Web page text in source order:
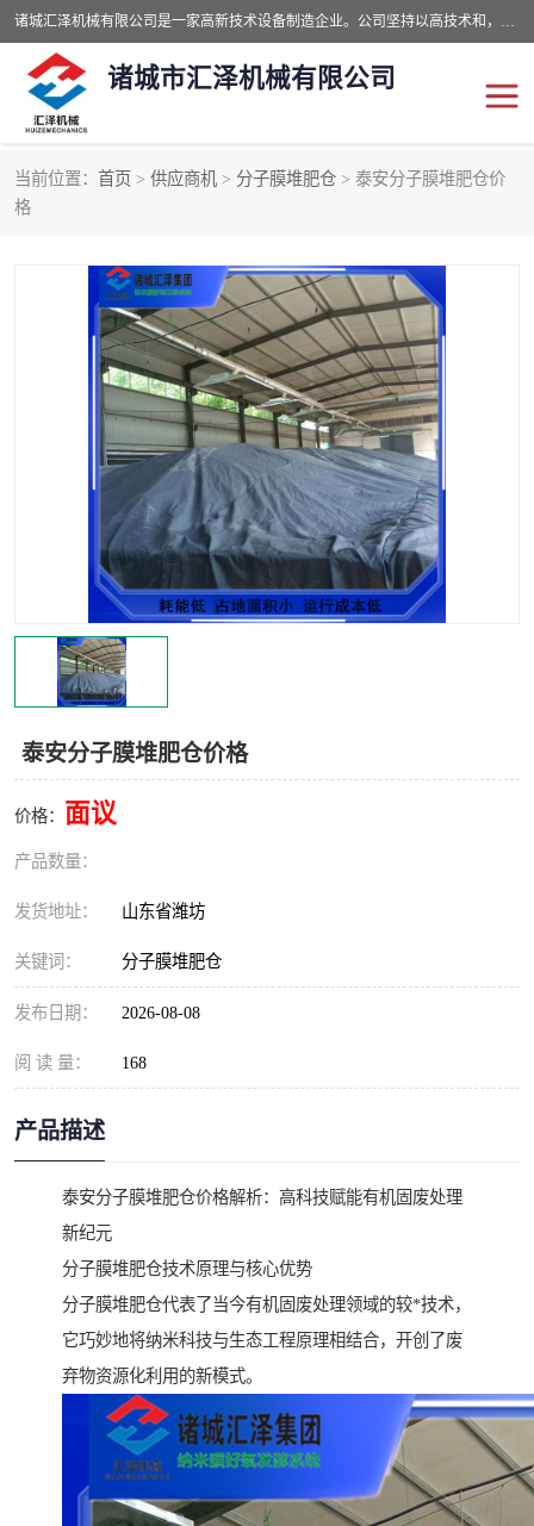
诸城汇泽机械有限公司是一家高新技术设备制造企业。公司坚持以高技术和，高服务于用户，以的环保机械制造设备赢的用户的信赖。现在主要生产死亡畜禽无害化处理和立式和卧式有机肥设备，搅拌机，烘干机，高温发酵机等。污水处理设备，固液分离机。气浮机，化制机等。公司秉承品质，用户至上，科技创新的经营理。
诸城市汇泽机械有限公司
当前位置： 首页 > 供应商机 > 分子膜堆肥仓 > 泰安分子膜堆肥仓价
格
泰安分子膜堆肥仓价格
价格： 面议
产品数量：
发货地址： 山东省潍坊
关键词： 分子膜堆肥仓
发布日期： 2026-08-08
阅 读 量： 168
产品描述
泰安分子膜堆肥仓价格解析：高科技赋能有机固废处理
新纪元
分子膜堆肥仓技术原理与核心优势
分子膜堆肥仓代表了当今有机固废处理领域的较*技术，
它巧妙地将纳米科技与生态工程原理相结合，开创了废
弃物资源化利用的新模式。
鸡粪发酵机 有机肥设备
纳米膜好氧发酵堆肥机 粪污烘干酶体机
膜式堆肥机 纳米膜发酵
膜式发酵仓 分子膜堆肥仓
分子膜发酵堆肥设备